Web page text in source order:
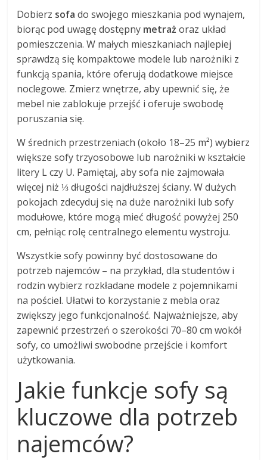
Dobierz sofa do swojego mieszkania pod wynajem,
biorąc pod uwagę dostępny metraż oraz układ
pomieszczenia. W małych mieszkaniach najlepiej
sprawdzą się kompaktowe modele lub narożniki z
funkcją spania, które oferują dodatkowe miejsce
noclegowe. Zmierz wnętrze, aby upewnić się, że
mebel nie zablokuje przejść i oferuje swobodę
poruszania się.
W średnich przestrzeniach (około 18–25 m²) wybierz
większe sofy trzyosobowe lub narożniki w kształcie
litery L czy U. Pamiętaj, aby sofa nie zajmowała
więcej niż ⅓ długości najdłuższej ściany. W dużych
pokojach zdecyduj się na duże narożniki lub sofy
modułowe, które mogą mieć długość powyżej 250
cm, pełniąc rolę centralnego elementu wystroju.
Wszystkie sofy powinny być dostosowane do
potrzeb najemców – na przykład, dla studentów i
rodzin wybierz rozkładane modele z pojemnikami
na pościel. Ułatwi to korzystanie z mebla oraz
zwiększy jego funkcjonalność. Najważniejsze, aby
zapewnić przestrzeń o szerokości 70–80 cm wokół
sofy, co umożliwi swobodne przejście i komfort
użytkowania.
Jakie funkcje sofy są
kluczowe dla potrzeb
najemców?